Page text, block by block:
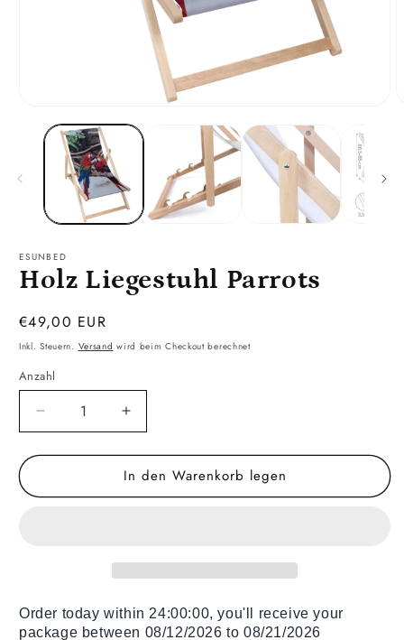
ESUNBED
Holz Liegestuhl Parrots
Normaler
Preis
€49,00 EUR
Inkl. Steuern. Versand wird beim Checkout berechnet
Anzahl
Verringere
die
Menge
Holz
Erhöhe
die
Menge
für
Holz
In den Warenkorb legen
Order today within 24:00:00, you'll receive your
package between 08/12/2026 to 08/21/2026